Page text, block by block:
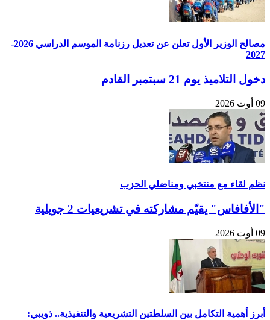
مصالح الوزير الأول تعلن عن تعديل رزنامة الموسم الدراسي 2026-
2027
دخول التلاميذ يوم 21 سبتمبر القادم
09 أوت 2026
نظم لقاء مع منتخبي ومناضلي الحزب
"الأفافاس" يقيّم مشاركته في تشريعيات 2 جويلية
09 أوت 2026
أبرز أهمية التكامل بين السلطتين التشريعية والتنفيذية.. ذويبي: